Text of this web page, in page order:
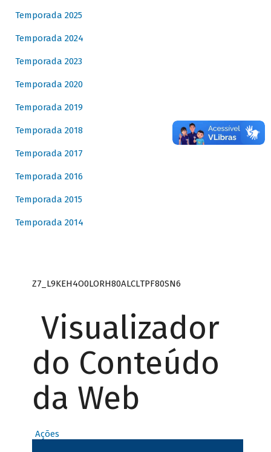
Temporada 2025
Temporada 2024
Temporada 2023
Temporada 2020
Temporada 2019
Temporada 2018
Temporada 2017
Temporada 2016
Temporada 2015
Temporada 2014
Z7_L9KEH4O0LORH80ALCLTPF80SN6
Visualizador
do Conteúdo
da Web
Ações